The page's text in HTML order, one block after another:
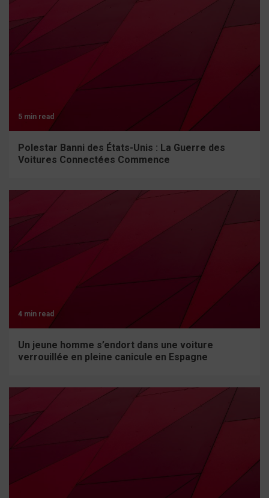
5 min read
Polestar Banni des États-Unis : La Guerre des
Voitures Connectées Commence
4 min read
Un jeune homme s’endort dans une voiture
verrouillée en pleine canicule en Espagne